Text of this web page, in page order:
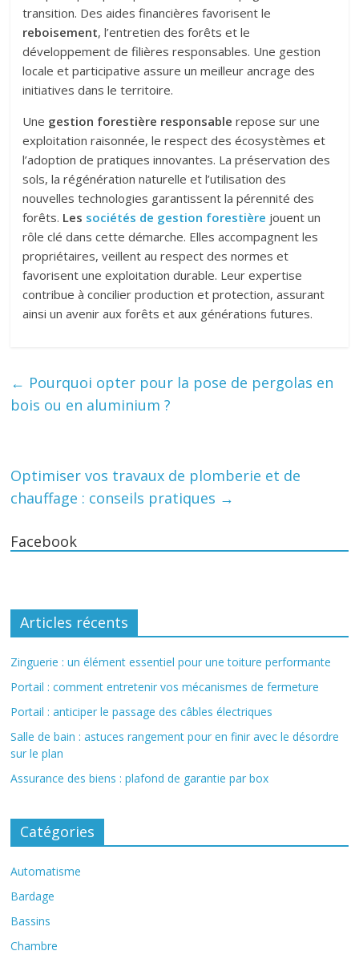
transition. Des aides financières favorisent le
reboisement, l’entretien des forêts et le
développement de filières responsables. Une gestion
locale et participative assure un meilleur ancrage des
initiatives dans le territoire.
Une gestion forestière responsable repose sur une
exploitation raisonnée, le respect des écosystèmes et
l’adoption de pratiques innovantes. La préservation des
sols, la régénération naturelle et l’utilisation des
nouvelles technologies garantissent la pérennité des
forêts. Les sociétés de gestion forestière jouent un
rôle clé dans cette démarche. Elles accompagnent les
propriétaires, veillent au respect des normes et
favorisent une exploitation durable. Leur expertise
contribue à concilier production et protection, assurant
ainsi un avenir aux forêts et aux générations futures.
← Pourquoi opter pour la pose de pergolas en
bois ou en aluminium ?
Optimiser vos travaux de plomberie et de
chauffage : conseils pratiques →
Facebook
Articles récents
Zinguerie : un élément essentiel pour une toiture performante
Portail : comment entretenir vos mécanismes de fermeture
Portail : anticiper le passage des câbles électriques
Salle de bain : astuces rangement pour en finir avec le désordre
sur le plan
Assurance des biens : plafond de garantie par box
Catégories
Automatisme
Bardage
Bassins
Chambre